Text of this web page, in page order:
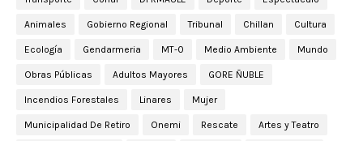
Animales Gobierno Regional Tribunal Chillan Cultura
Ecología Gendarmeria MT-0 Medio Ambiente Mundo
Obras Públicas Adultos Mayores GORE ÑUBLE
Incendios Forestales Linares Mujer
Municipalidad De Retiro Onemi Rescate Artes y Teatro